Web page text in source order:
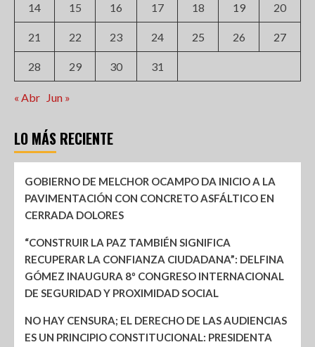
14 15 16 17 18 19 20
21 22 23 24 25 26 27
28 29 30 31
« Abr Jun »
LO MÁS RECIENTE
GOBIERNO DE MELCHOR OCAMPO DA INICIO A LA
PAVIMENTACIÓN CON CONCRETO ASFÁLTICO EN
CERRADA DOLORES
“CONSTRUIR LA PAZ TAMBIÉN SIGNIFICA
RECUPERAR LA CONFIANZA CIUDADANA”: DELFINA
GÓMEZ INAUGURA 8º CONGRESO INTERNACIONAL
DE SEGURIDAD Y PROXIMIDAD SOCIAL
NO HAY CENSURA; EL DERECHO DE LAS AUDIENCIAS
ES UN PRINCIPIO CONSTITUCIONAL: PRESIDENTA